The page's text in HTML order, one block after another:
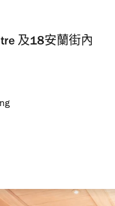
及18安蘭街內